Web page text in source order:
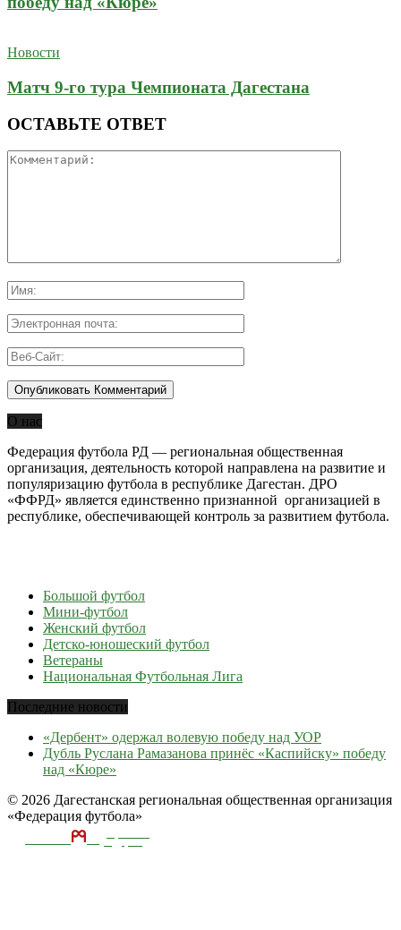
Новости
Матч 9-го тура Чемпионата Дагестана
ОСТАВЬТЕ ОТВЕТ
О нас
Федерация футбола РД — региональная общественная
организация, деятельность которой направлена на развитие и
популяризацию футбола в республике Дагестан. ДРО
«ФФРД» является единственно признанной организацией в
республике, обеспечивающей контроль за развитием футбола.
Большой футбол
Мини-футбол
Женский футбол
Детско-юношеский футбол
Ветераны
Национальная Футбольная Лига
Последние новости
«Дербент» одержал волевую победу над УОР
Дубль Руслана Рамазанова принёс «Каспийску» победу
над «Кюре»
© 2026 Дагестанская региональная общественная организация
«Федерация футбола»